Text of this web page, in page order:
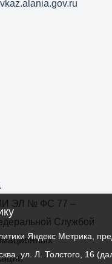
ЭЛ № ФС 77 –
Службой
Яндекс Метрика,
ул. Л. Толстого, 16